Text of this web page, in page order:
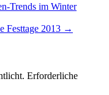
Trends im Winter
Festtage 2013 →
Erforderliche